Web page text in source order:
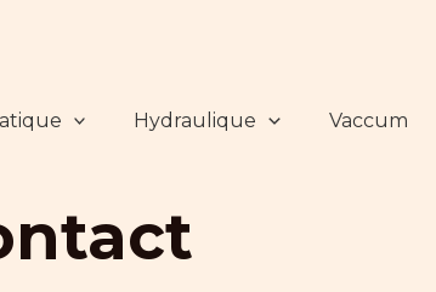
Hydraulique Vaccum